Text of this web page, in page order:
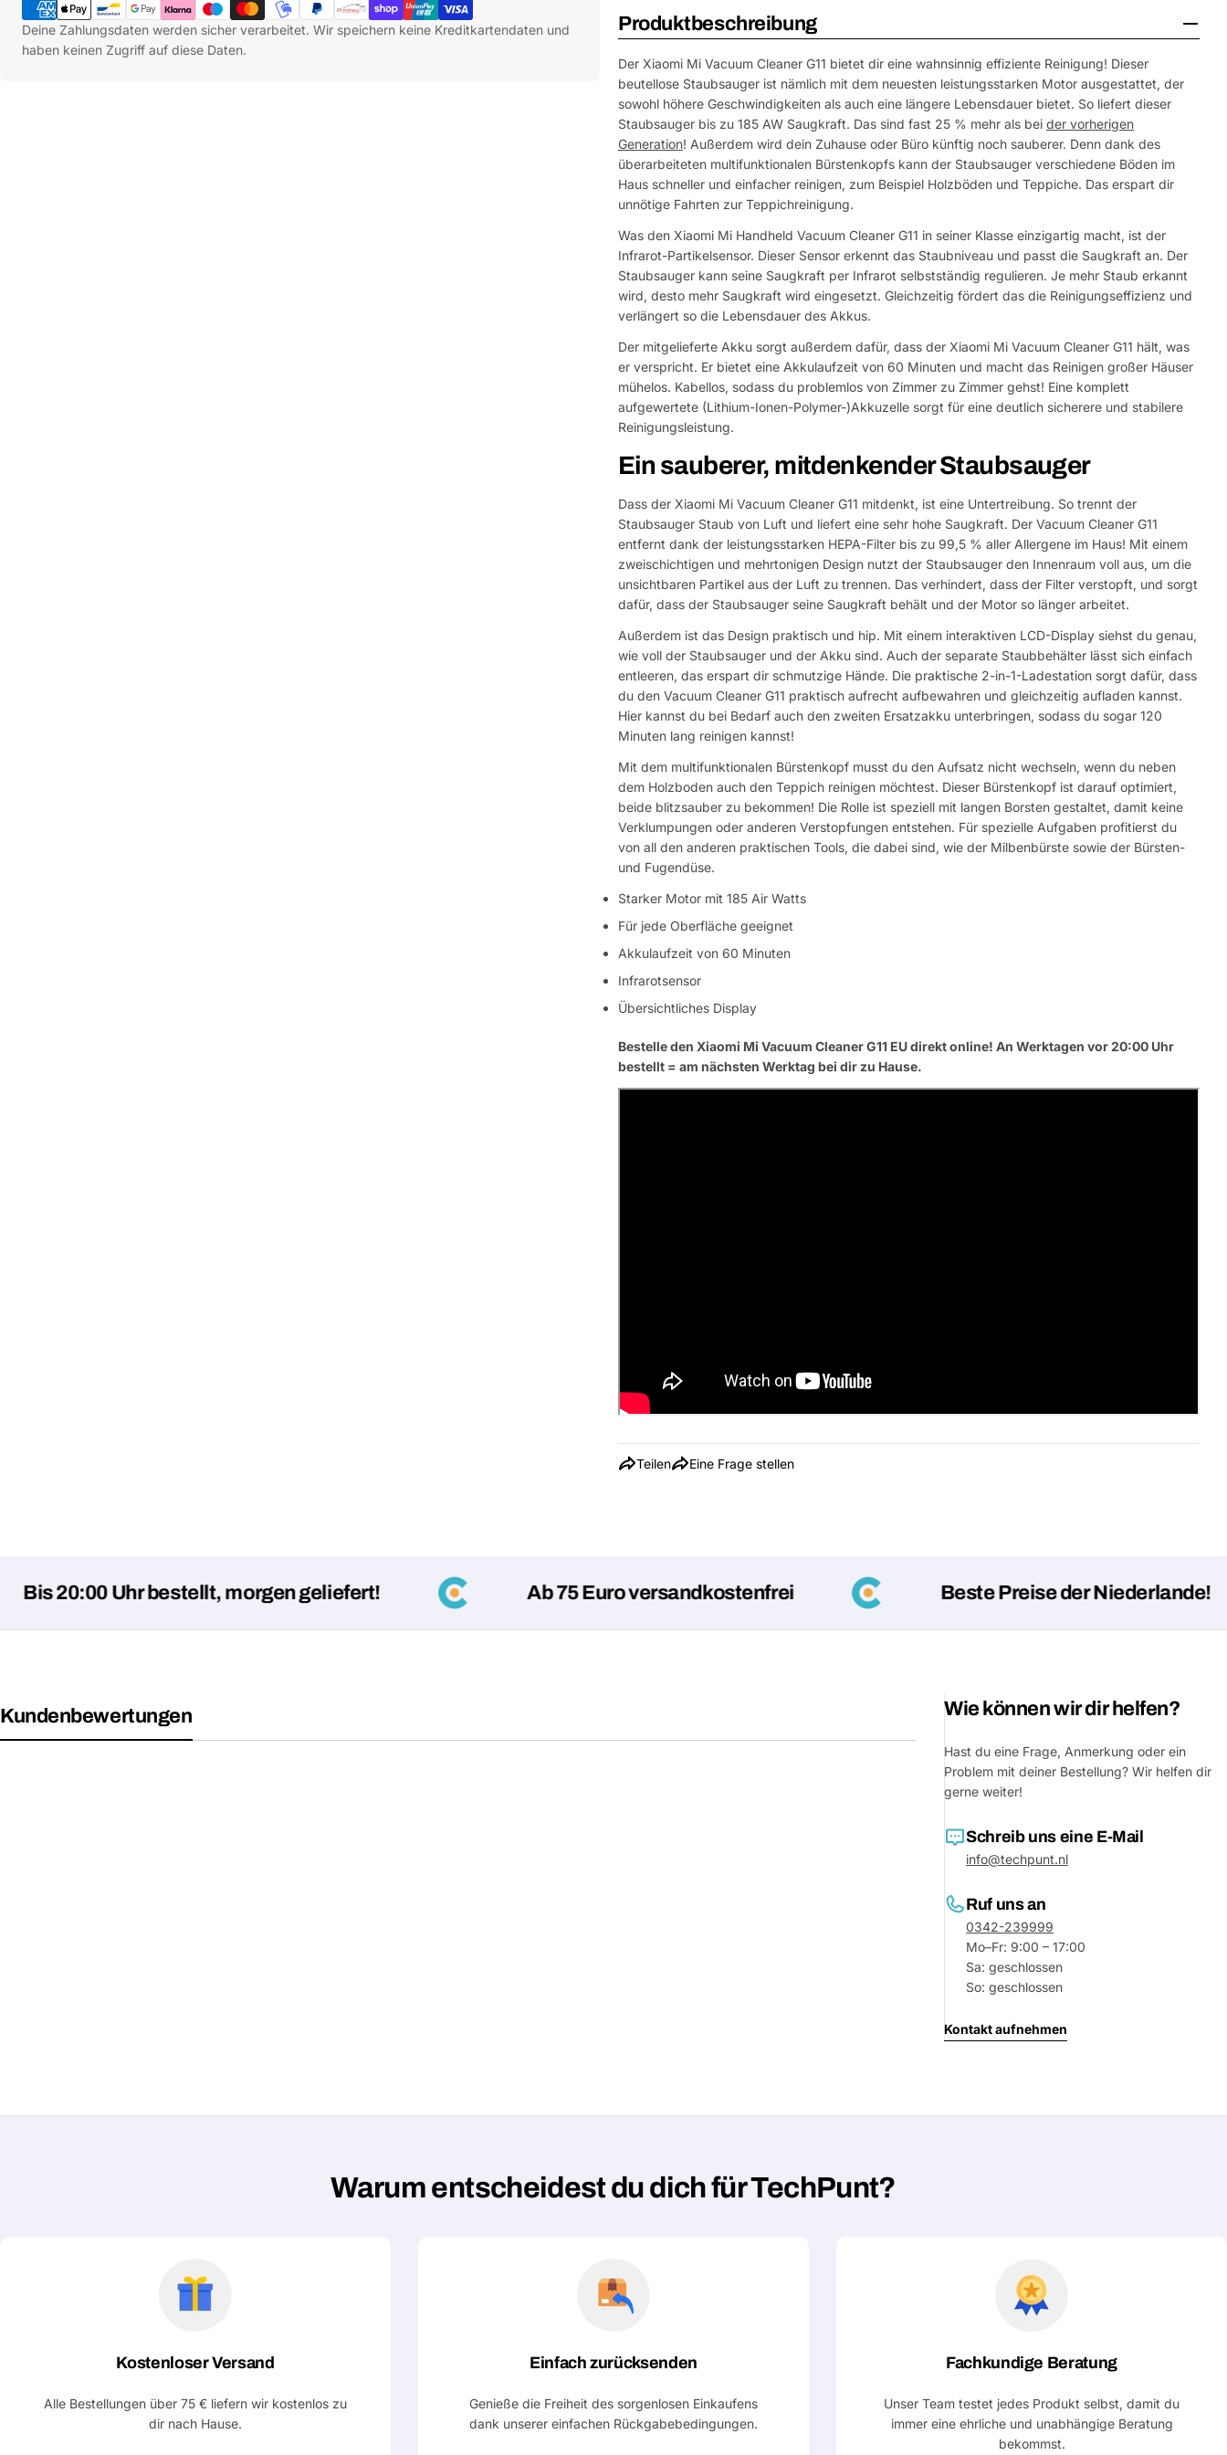
Sieh dir unsere Alternativen an
Deine Zahlungsdaten werden sicher verarbeitet. Wir speichern keine Kreditkartendaten und
haben keinen Zugriff auf diese Daten.
Produktbeschreibung
Der Xiaomi Mi Vacuum Cleaner G11 bietet dir eine wahnsinnig effiziente Reinigung! Dieser
beutellose Staubsauger ist nämlich mit dem neuesten leistungsstarken Motor ausgestattet, der
sowohl höhere Geschwindigkeiten als auch eine längere Lebensdauer bietet. So liefert dieser
Staubsauger bis zu 185 AW Saugkraft. Das sind fast 25 % mehr als bei der vorherigen
Generation! Außerdem wird dein Zuhause oder Büro künftig noch sauberer. Denn dank des
überarbeiteten multifunktionalen Bürstenkopfs kann der Staubsauger verschiedene Böden im
Haus schneller und einfacher reinigen, zum Beispiel Holzböden und Teppiche. Das erspart dir
unnötige Fahrten zur Teppichreinigung.
Was den Xiaomi Mi Handheld Vacuum Cleaner G11 in seiner Klasse einzigartig macht, ist der
Infrarot-Partikelsensor. Dieser Sensor erkennt das Staubniveau und passt die Saugkraft an. Der
Staubsauger kann seine Saugkraft per Infrarot selbstständig regulieren. Je mehr Staub erkannt
wird, desto mehr Saugkraft wird eingesetzt. Gleichzeitig fördert das die Reinigungseffizienz und
verlängert so die Lebensdauer des Akkus.
Der mitgelieferte Akku sorgt außerdem dafür, dass der Xiaomi Mi Vacuum Cleaner G11 hält, was
er verspricht. Er bietet eine Akkulaufzeit von 60 Minuten und macht das Reinigen großer Häuser
mühelos. Kabellos, sodass du problemlos von Zimmer zu Zimmer gehst! Eine komplett
aufgewertete (Lithium-Ionen-Polymer-)Akkuzelle sorgt für eine deutlich sicherere und stabilere
Reinigungsleistung.
Ein sauberer, mitdenkender Staubsauger
Dass der Xiaomi Mi Vacuum Cleaner G11 mitdenkt, ist eine Untertreibung. So trennt der
Staubsauger Staub von Luft und liefert eine sehr hohe Saugkraft. Der Vacuum Cleaner G11
entfernt dank der leistungsstarken HEPA-Filter bis zu 99,5 % aller Allergene im Haus! Mit einem
zweischichtigen und mehrtonigen Design nutzt der Staubsauger den Innenraum voll aus, um die
unsichtbaren Partikel aus der Luft zu trennen. Das verhindert, dass der Filter verstopft, und sorgt
dafür, dass der Staubsauger seine Saugkraft behält und der Motor so länger arbeitet.
Außerdem ist das Design praktisch und hip. Mit einem interaktiven LCD-Display siehst du genau,
wie voll der Staubsauger und der Akku sind. Auch der separate Staubbehälter lässt sich einfach
entleeren, das erspart dir schmutzige Hände. Die praktische 2-in-1-Ladestation sorgt dafür, dass
du den Vacuum Cleaner G11 praktisch aufrecht aufbewahren und gleichzeitig aufladen kannst.
Hier kannst du bei Bedarf auch den zweiten Ersatzakku unterbringen, sodass du sogar 120
Minuten lang reinigen kannst!
Mit dem multifunktionalen Bürstenkopf musst du den Aufsatz nicht wechseln, wenn du neben
dem Holzboden auch den Teppich reinigen möchtest. Dieser Bürstenkopf ist darauf optimiert,
beide blitzsauber zu bekommen! Die Rolle ist speziell mit langen Borsten gestaltet, damit keine
Verklumpungen oder anderen Verstopfungen entstehen. Für spezielle Aufgaben profitierst du
von all den anderen praktischen Tools, die dabei sind, wie der Milbenbürste sowie der Bürsten-
und Fugendüse.
Starker Motor mit 185 Air Watts
Für jede Oberfläche geeignet
Akkulaufzeit von 60 Minuten
Infrarotsensor
Übersichtliches Display
Bestelle den Xiaomi Mi Vacuum Cleaner G11 EU direkt online! An Werktagen vor 20:00 Uhr
bestellt = am nächsten Werktag bei dir zu Hause.
Teilen Eine Frage stellen
20:00 Uhr bestellt, morgen geliefert! Ab 75 Euro versandkostenfrei Beste Preise der Niederlande!
Kundenbewertungen Wie können wir dir helfen?
Hast du eine Frage, Anmerkung oder ein
Problem mit deiner Bestellung? Wir helfen dir
gerne weiter!
Schreib uns eine E-Mail
info@techpunt.nl
Ruf uns an
0342-239999
Mo–Fr: 9:00 – 17:00
Sa: geschlossen
So: geschlossen
Kontakt aufnehmen
Warum entscheidest du dich für TechPunt?
Kostenloser Versand
Alle Bestellungen über 75 € liefern wir kostenlos zu
dir nach Hause.
Einfach zurücksenden
Genieße die Freiheit des sorgenlosen Einkaufens
dank unserer einfachen Rückgabebedingungen.
Fachkundige Beratung
Unser Team testet jedes Produkt selbst, damit du
immer eine ehrliche und unabhängige Beratung
bekommst.